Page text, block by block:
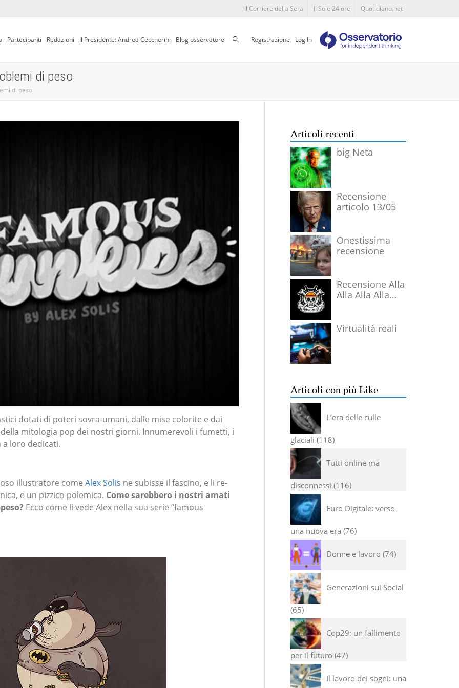
Il Corriere della Sera Il Sole 24 ore Quotidiano.net
Partecipanti Redazioni Il Presidente: Andrea Ceccherini Blog osservatore CercaRegistrazione Log In
di peso
di peso
dotati di poteri sovra-umani, dalle mise colorite e dai
mitologia pop dei nostri giorni. Innumerevoli i fumetti, i
loro dedicati.
illustratore come Alex Solis ne subisse il fascino, e li re-
e un pizzico polemica. Come sarebbero i nostri amati
Ecco come li vede Alex nella sua serie “famous
Articoli recenti
big Neta
Recensione
articolo 13/05
Onestissima
recensione
Recensione Alla
Alla Alla Alla
Virtualità reali
Articoli con più Like
L’era delle culle
glaciali 118
Tutti online ma
disconnessi 116
Euro Digitale: verso
una nuova era 76
Donne e lavoro 74
Generazioni sui Social
65
Cop29: un fallimento
per il futuro 47
Il lavoro dei sogni: una